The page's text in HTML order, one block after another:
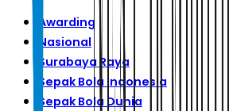
Awarding
Nasional
Surabaya Raya
Sepak Bola Indonesia
Sepak Bola Dunia